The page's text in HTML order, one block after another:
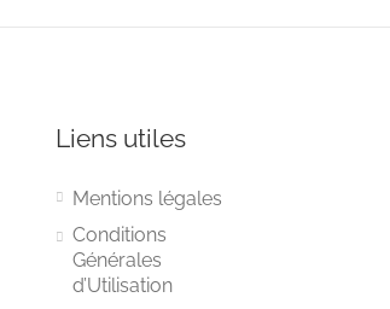
Liens utiles
Mentions légales
Conditions
Générales
d’Utilisation